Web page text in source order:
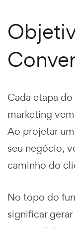
Cada etapa do
marketing
Ao projetar
seu negócio,
caminho do
No topo do
significar